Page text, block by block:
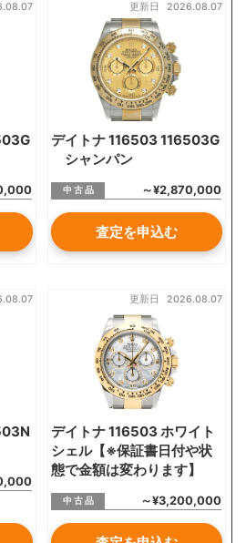
お気軽にご相談ください
954-800
(11:00～20:00年中無休)
24時間受付中！
ル査定はこちらから
更新日 2026.08.07
デイトナ 116503 116503G
シャンパン
中 古 品 ～¥2,870,000
査定を申込む
更新日 2026.08.07
デイトナ 116503 ホワイト
シェル【※保証書日付や状
態で金額は変わります】
中 古 品 ～¥3,200,000